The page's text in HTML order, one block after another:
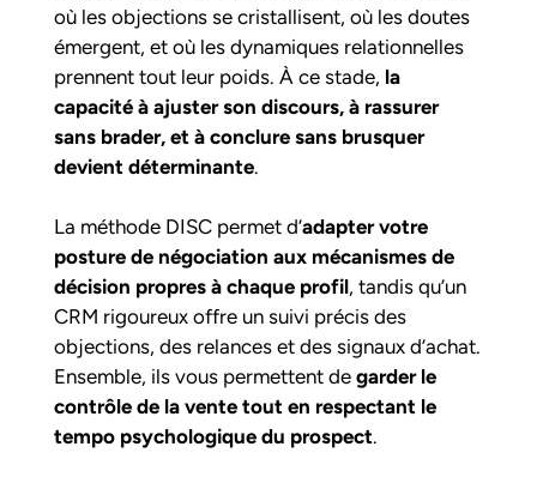
où les objections se cristallisent, où les doutes
émergent, et où les dynamiques relationnelles
prennent tout leur poids. À ce stade, la
capacité à ajuster son discours, à rassurer
sans brader, et à conclure sans brusquer
devient déterminante.
La méthode DISC permet d’adapter votre
posture de négociation aux mécanismes de
décision propres à chaque profil, tandis qu’un
CRM rigoureux offre un suivi précis des
objections, des relances et des signaux d’achat.
Ensemble, ils vous permettent de garder le
contrôle de la vente tout en respectant le
tempo psychologique du prospect.